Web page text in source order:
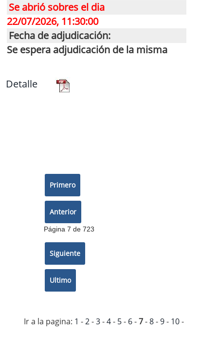
Se abrió sobres el dia
22/07/2026, 11:30:00
Fecha de adjudicación:
Se espera adjudicación de la misma
Detalle
Página 7 de 723
Ir a la pagina: 1 -2-3-4- 5- 6-7-8-9- 10-